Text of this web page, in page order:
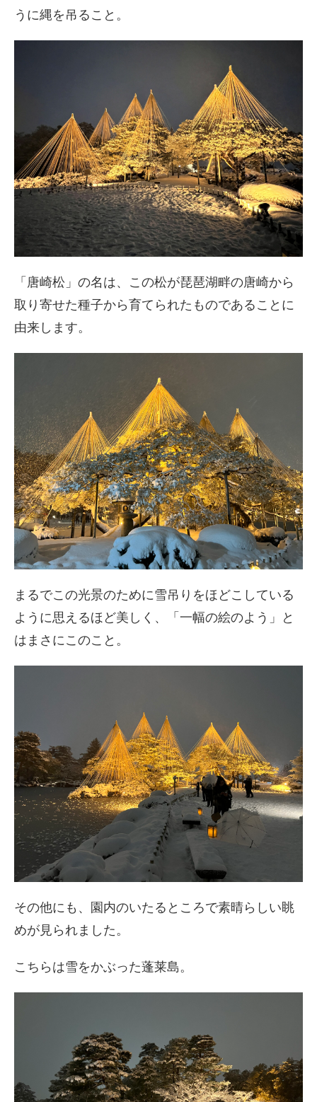
うに縄を吊ること。
「唐崎松」の名は、この松が琵琶湖畔の唐崎から
取り寄せた種子から育てられたものであることに
由来します。
まるでこの光景のために雪吊りをほどこしている
ように思えるほど美しく、「一幅の絵のよう」と
はまさにこのこと。
その他にも、園内のいたるところで素晴らしい眺
めが見られました。
こちらは雪をかぶった蓬莱島。